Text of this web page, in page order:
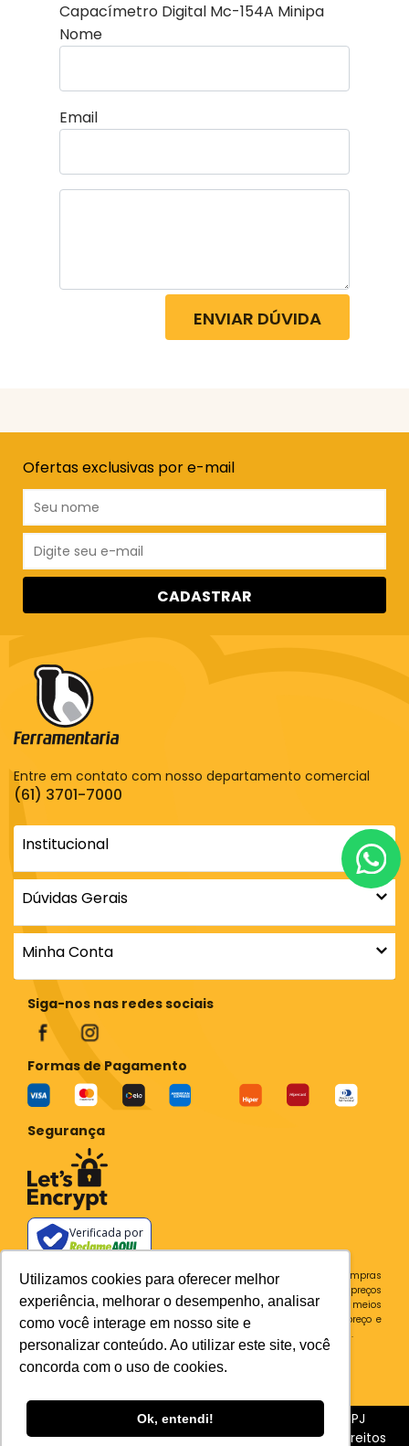
Utilizamos cookies para oferecer melhor
experiência, melhorar o desempenho, analisar
como você interage em nosso site e
personalizar conteúdo. Ao utilizar este site, você
concorda com o uso de cookies.
Ok, entendi!
Capacímetro Digital Mc-154A Minipa
Nome
Email
ENVIAR DÚVIDA
Ofertas exclusivas por e-mail
CADASTRAR
Entre em contato com nosso departamento comercial
(61) 3701-7000
Institucional
Dúvidas Gerais
Minha Conta
Siga-nos nas redes sociais
Formas de Pagamento
Segurança
Verificada por
Todos os preços e condições deste site são válidos apenas para compras
no site e não se aplicam a Loja Física. Destacamos que os preços
previstos no site prevalecem aos demais anunciados em outros meios
de comunicação e sites de buscas. Em caso de divergência do preço e
condições no site, o valor válido é sempre o do carrinho de compras.
Plataforma
Sia Trecho 3, 510 BRASILIA - DF CEP 71200-030 CNPJ
31.539.004/0001-76BC Ferramentaria - Todos os Direitos